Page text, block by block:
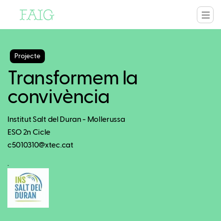
Projecte
Transformem la
convivència
Institut Salt del Duran - Mollerussa
ESO 2n Cicle
c5010310@xtec.cat
.